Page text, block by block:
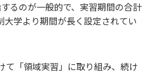
るのが一般的で、実習期間の合計
大学より期間が長く設定されてい
て「領域実習」に取り組み、続け